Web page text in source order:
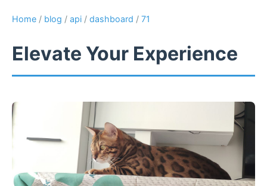
Home / blog / api / dashboard / 71
Elevate Your Experience